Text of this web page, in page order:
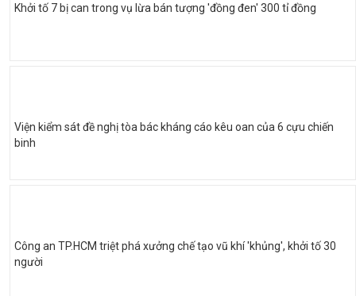
Khởi tố 7 bị can trong vụ lừa bán tượng 'đồng đen' 300 tỉ đồng
Viện kiểm sát đề nghị tòa bác kháng cáo kêu oan của 6 cựu chiến
binh
Công an TP.HCM triệt phá xưởng chế tạo vũ khí 'khủng', khởi tố 30
người